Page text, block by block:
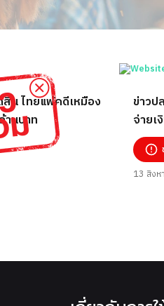
น ไทยแพ้คดีเหมือง
านบาท
ข่าวป
จ่ายเ
13 สิง